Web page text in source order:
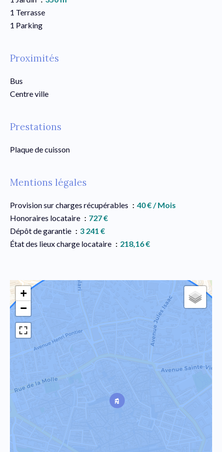
1 Terrasse
1 Parking
Proximités
Bus
Centre ville
Prestations
Plaque de cuisson
Mentions légales
Provision sur charges récupérables
40 € / Mois
Honoraires locataire
727 €
Dépôt de garantie
3 241 €
État des lieux charge locataire
218,16 €
+
−